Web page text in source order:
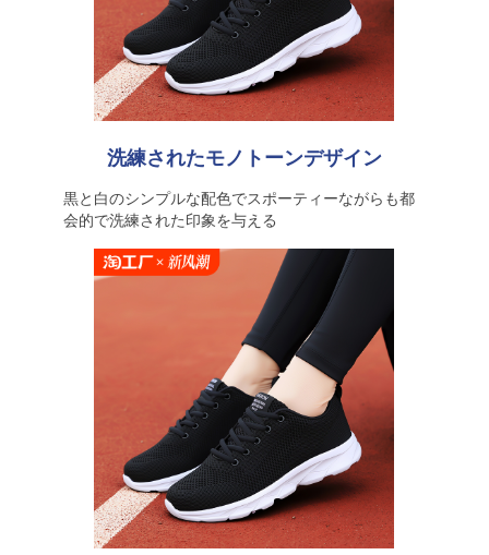
洗練されたモノトーンデザイン
黒と白のシンプルな配色でスポーティーながらも都
会的で洗練された印象を与える